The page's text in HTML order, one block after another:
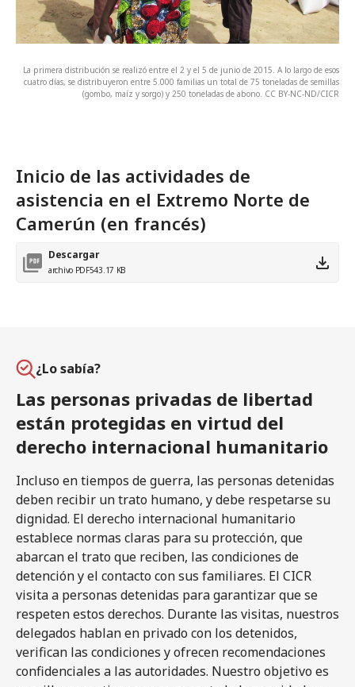
La primera distribución se realizó entre el 2 y el 5 de junio de 2015. A lo largo de esos
cuatro días, se distribuyeron entre 5.000 familias un total de 75 toneladas de semillas
(gombo, maíz y sorgo) y 250 toneladas de abono. CC BY-NC-ND/CICR
Inicio de las actividades de
asistencia en el Extremo Norte de
Camerún (en francés)
Descargar
archivo PDF543.17 KB
¿Lo sabía?
Las personas privadas de libertad
están protegidas en virtud del
derecho internacional humanitario
Incluso en tiempos de guerra, las personas detenidas
deben recibir un trato humano, y debe respetarse su
dignidad. El derecho internacional humanitario
establece normas claras para su protección, que
abarcan el trato que reciben, las condiciones de
detención y el contacto con sus familiares. El CICR
visita a personas detenidas para garantizar que se
respeten estos derechos. Durante las visitas, nuestros
delegados hablan en privado con los detenidos,
verifican las condiciones y ofrecen recomendaciones
confidenciales a las autoridades. Nuestro objetivo es